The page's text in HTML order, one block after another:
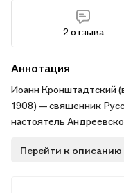
2 отзыва
Аннотация
Иоанн Кронштадтский
1908) — священник
настоятель
канонизирован в лике
Перейти к описанию